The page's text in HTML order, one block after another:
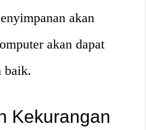
akan
akan dapat
baik.
Kekurangan